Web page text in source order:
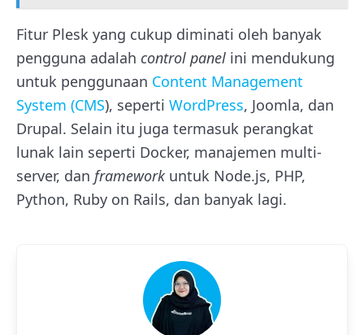
Fitur Plesk yang cukup diminati oleh banyak
pengguna adalah control panel ini mendukung
untuk penggunaan Content Management
System (CMS), seperti WordPress, Joomla, dan
Drupal. Selain itu juga termasuk perangkat
lunak lain seperti Docker, manajemen multi-
server, dan framework untuk Node.js, PHP,
Python, Ruby on Rails, dan banyak lagi.